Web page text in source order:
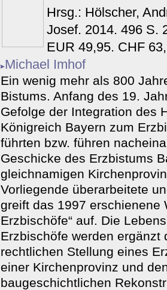
Hrsg.: Hölscher,
Josef. 2014. 496 S.
EUR 49,95. CHF
Michael Imhof
Ein wenig mehr als 800
Bistums. Anfang des 19.
Gefolge der Integration des
Königreich Bayern zum
führten bzw. führen
Geschicke des Erzbistums
gleichnamigen
Vorliegende überarbeitete
greift das 1997 erschienene
Erzbischöfe“ auf. Die
Erzbischöfe werden ergänzt
rechtlichen Stellung eines
einer Kirchenprovinz und
baugeschichtlichen